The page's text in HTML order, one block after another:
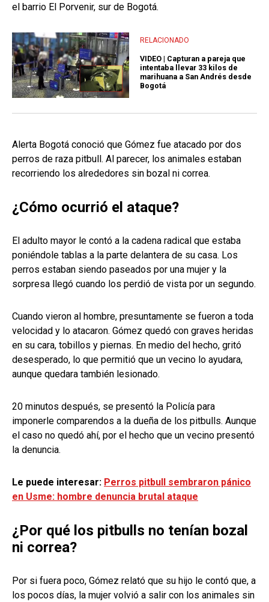
el barrio El Porvenir, sur de Bogotá.
RELACIONADO
VIDEO | Capturan a pareja que
intentaba llevar 33 kilos de
marihuana a San Andrés desde
Bogotá
Alerta Bogotá conoció que Gómez fue atacado por dos
perros de raza pitbull. Al parecer, los animales estaban
recorriendo los alrededores sin bozal ni correa.
¿Cómo ocurrió el ataque?
El adulto mayor le contó a la cadena radical que estaba
poniéndole tablas a la parte delantera de su casa. Los
perros estaban siendo paseados por una mujer y la
sorpresa llegó cuando los perdió de vista por un segundo.
Cuando vieron al hombre, presuntamente se fueron a toda
velocidad y lo atacaron. Gómez quedó con graves heridas
en su cara, tobillos y piernas. En medio del hecho, gritó
desesperado, lo que permitió que un vecino lo ayudara,
aunque quedara también lesionado.
20 minutos después, se presentó la Policía para
imponerle comparendos a la dueña de los pitbulls. Aunque
el caso no quedó ahí, por el hecho que un vecino presentó
la denuncia.
Le puede interesar: Perros pitbull sembraron pánico
en Usme: hombre denuncia brutal ataque
¿Por qué los pitbulls no tenían bozal
ni correa?
Por si fuera poco, Gómez relató que su hijo le contó que, a
los pocos días, la mujer volvió a salir con los animales sin